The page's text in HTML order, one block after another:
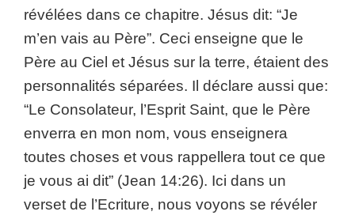
révélées dans ce chapitre. Jésus dit: “Je
m’en vais au Père”. Ceci enseigne que le
Père au Ciel et Jésus sur la terre, étaient des
personnalités séparées. Il déclare aussi que:
“Le Consolateur, l’Esprit Saint, que le Père
enverra en mon nom, vous enseignera
toutes choses et vous rappellera tout ce que
je vous ai dit” (Jean 14:26). Ici dans un
verset de l’Ecriture, nous voyons se révéler